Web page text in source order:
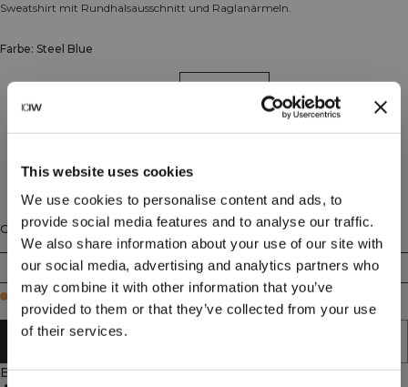
This website uses cookies
We use cookies to personalise content and ads, to
provide social media features and to analyse our traffic.
We also share information about your use of our site with
our social media, advertising and analytics partners who
may combine it with other information that you’ve
provided to them or that they’ve collected from your use
of their services.
Sweatshirt mit Rundhalsausschnitt und Raglanärmeln.
Farbe: Steel Blue
Größe
XS S M L XL XXL
Few in stock
IN DEN WARENKORB LEGEN
Beschreibung